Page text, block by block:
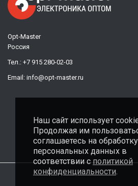
Opt-Master
Россия
Тел.: +7 915 280-02-03
Email: info@opt-master.ru
Наш сайт использует
Продолжая им
соглашаетесь на обработку
персональных данных в
соответствии сполитикой
конфиденциальности.